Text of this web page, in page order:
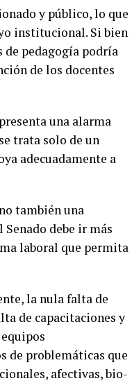
y público, lo que
institucional. Si bien
de pedagogía podría
de los docentes
una alarma
trata solo de un
adecuadamente a
también una
debe ir más
laboral que permita
la nula falta de
de capacitaciones y
de problemáticas que
afectivas, bio-